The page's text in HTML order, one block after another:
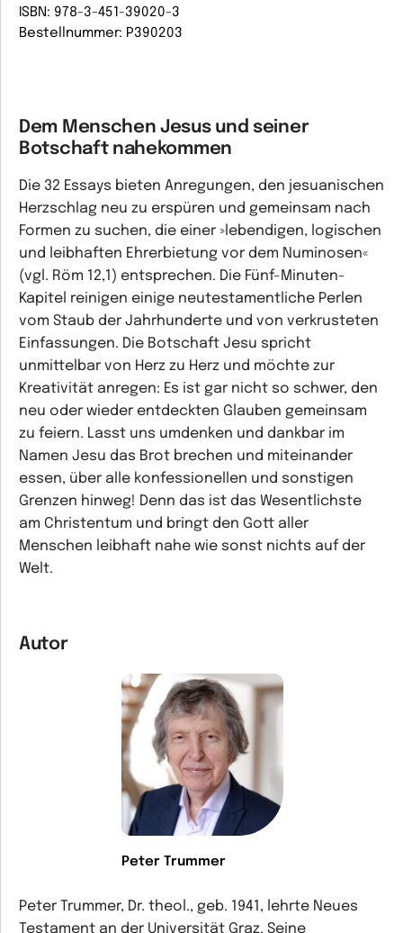
ISBN: 978-3-451-39020-3
Bestellnummer: P390203
Dem Menschen Jesus und seiner
Botschaft nahekommen
Die 32 Essays bieten Anregungen, den jesuanischen
Herzschlag neu zu erspüren und gemeinsam nach
Formen zu suchen, die einer »lebendigen, logischen
und leibhaften Ehrerbietung vor dem Numinosen«
(vgl. Röm 12,1) entsprechen. Die Fünf-Minuten-
Kapitel reinigen einige neutestamentliche Perlen
vom Staub der Jahrhunderte und von verkrusteten
Einfassungen. Die Botschaft Jesu spricht
unmittelbar von Herz zu Herz und möchte zur
Kreativität anregen: Es ist gar nicht so schwer, den
neu oder wieder entdeckten Glauben gemeinsam
zu feiern. Lasst uns umdenken und dankbar im
Namen Jesu das Brot brechen und miteinander
essen, über alle konfessionellen und sonstigen
Grenzen hinweg! Denn das ist das Wesentlichste
am Christentum und bringt den Gott aller
Menschen leibhaft nahe wie sonst nichts auf der
Welt.
Autor
Peter Trummer
Peter Trummer, Dr. theol., geb. 1941, lehrte Neues
Testament an der Universität Graz. Seine